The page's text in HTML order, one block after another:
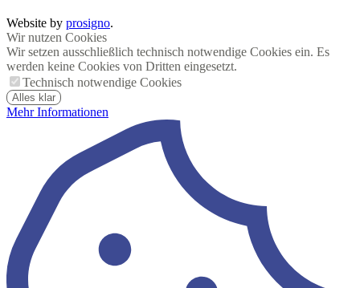
Website by prosigno.
Wir nutzen Cookies
Wir setzen ausschließlich technisch notwendige Cookies ein. Es
werden keine Cookies von Dritten eingesetzt.
Technisch notwendige Cookies
Alles klar
Mehr Informationen